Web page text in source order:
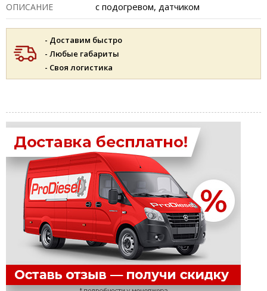
ОПИСАНИЕ с подогревом, датчиком
- Доставим быстро
- Любые габариты
- Своя логистика